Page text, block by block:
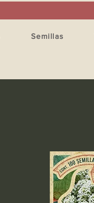
Semillas